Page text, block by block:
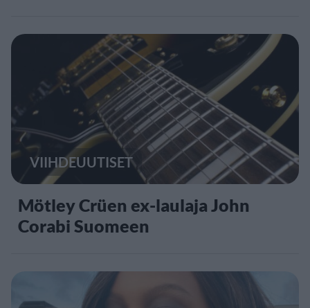
VIIHDEUUTISET
Mötley Crüen ex-laulaja John
Corabi Suomeen